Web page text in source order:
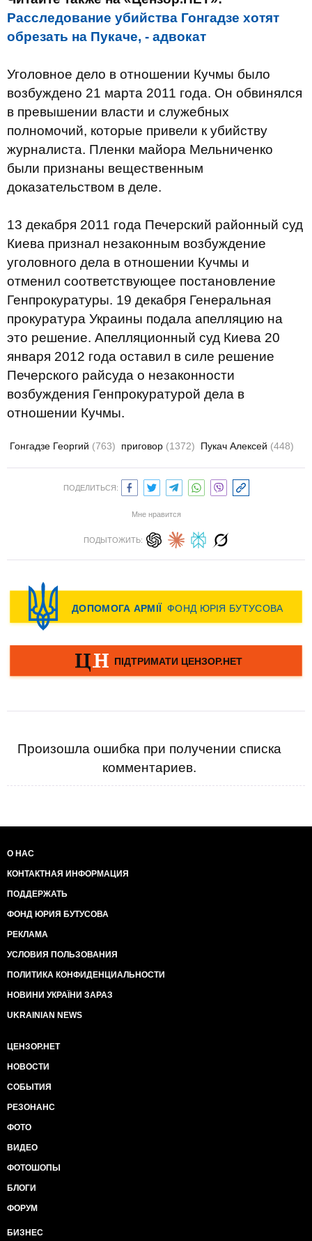
Расследование убийства Гонгадзе хотят
обрезать на Пукаче, - адвокат
Уголовное дело в отношении Кучмы было
возбуждено 21 марта 2011 года. Он обвинялся
в превышении власти и служебных
полномочий, которые привели к убийству
журналиста. Пленки майора Мельниченко
были признаны вещественным
доказательством в деле.
13 декабря 2011 года Печерский районный суд
Киева признал незаконным возбуждение
уголовного дела в отношении Кучмы и
отменил соответствующее постановление
Генпрокуратуры. 19 декабря Генеральная
прокуратура Украины подала апелляцию на
это решение. Апелляционный суд Киева 20
января 2012 года оставил в силе решение
Печерского райсуда о незаконности
возбуждения Генпрокуратурой дела в
отношении Кучмы.
Гонгадзе Георгий (763) приговор (1372) Пукач Алексей (448)
ПОДЕЛИТЬСЯ:
Мне нравится
ПОДЫТОЖИТЬ:
Произошла ошибка при получении списка
комментариев.
О НАС
КОНТАКТНАЯ ИНФОРМАЦИЯ
ПОДДЕРЖАТЬ
ФОНД ЮРИЯ БУТУСОВА
РЕКЛАМА
УСЛОВИЯ ПОЛЬЗОВАНИЯ
ПОЛИТИКА КОНФИДЕНЦИАЛЬНОСТИ
НОВИНИ УКРАЇНИ ЗАРАЗ
UKRAINIAN NEWS
ЦЕНЗОР.НЕТ
НОВОСТИ
СОБЫТИЯ
РЕЗОНАНС
ФОТО
ВИДЕО
ФОТОШОПЫ
БЛОГИ
ФОРУМ
БИЗНЕС